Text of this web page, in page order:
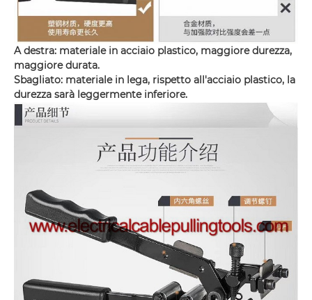
A destra: materiale in acciaio plastico, maggiore durezza,
maggiore durata.
Sbagliato: materiale in lega, rispetto all'acciaio plastico, la
durezza sarà leggermente inferiore.